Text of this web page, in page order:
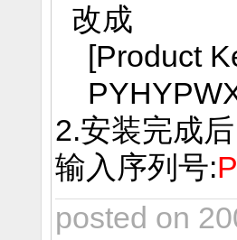
改成
[Product
2.安装完成
输入序列号:
posted on